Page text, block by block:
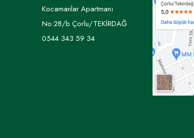
Kocamanlar Apartmanı
No:28/b Çorlu/TEKİRDAĞ
0544 343 59 34